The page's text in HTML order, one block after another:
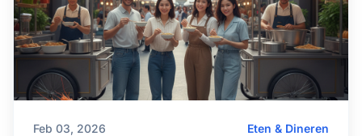
Feb 03, 2026 Eten & Dineren